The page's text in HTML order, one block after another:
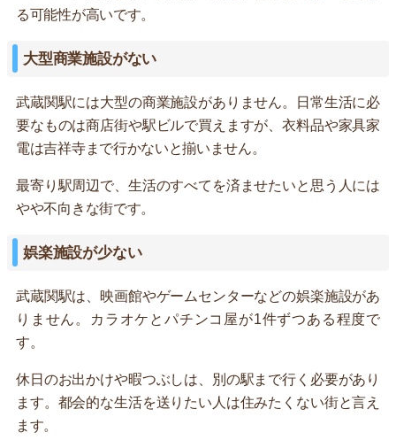
る可能性が高いです。
大型商業施設がない
武蔵関駅には大型の商業施設がありません。日常生活に必
要なものは商店街や駅ビルで買えますが、衣料品や家具家
電は吉祥寺まで行かないと揃いません。
最寄り駅周辺で、生活のすべてを済ませたいと思う人には
やや不向きな街です。
娯楽施設が少ない
武蔵関駅は、映画館やゲームセンターなどの娯楽施設があ
りません。カラオケとパチンコ屋が1件ずつある程度で
す。
休日のお出かけや暇つぶしは、別の駅まで行く必要があり
ます。都会的な生活を送りたい人は住みたくない街と言え
ます。